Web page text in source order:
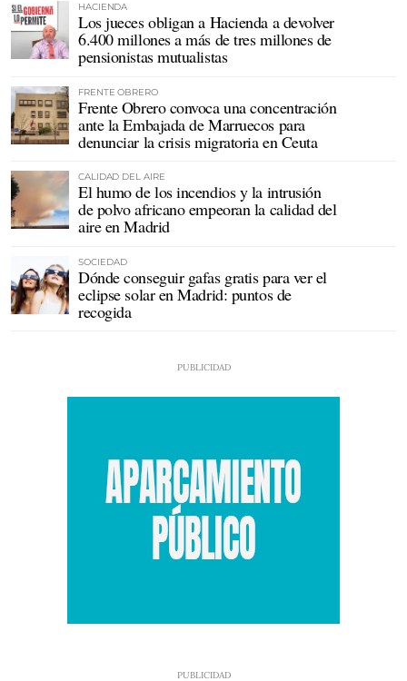
HACIENDA
Los jueces obligan a Hacienda a devolver
6.400 millones a más de tres millones de
pensionistas mutualistas
FRENTE OBRERO
Frente Obrero convoca una concentración
ante la Embajada de Marruecos para
denunciar la crisis migratoria en Ceuta
CALIDAD DEL AIRE
El humo de los incendios y la intrusión
de polvo africano empeoran la calidad del
aire en Madrid
SOCIEDAD
Dónde conseguir gafas gratis para ver el
eclipse solar en Madrid: puntos de
recogida